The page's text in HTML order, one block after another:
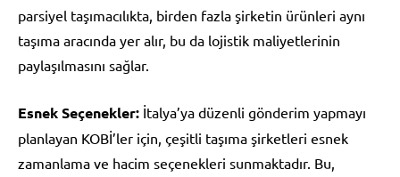
parsiyel taşımacılıkta, birden fazla şirketin ürünleri aynı
taşıma aracında yer alır, bu da lojistik maliyetlerinin
paylaşılmasını sağlar.
Esnek Seçenekler: İtalya’ya düzenli gönderim yapmayı
planlayan KOBİ’ler için, çeşitli taşıma şirketleri esnek
zamanlama ve hacim seçenekleri sunmaktadır. Bu,